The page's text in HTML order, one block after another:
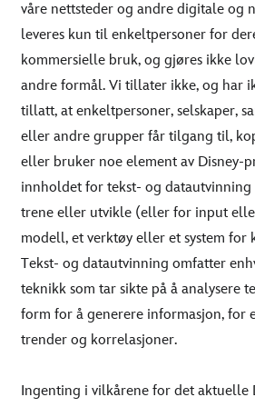
våre nettsteder og andre digitale og
leveres kun til enkeltpersoner for
kommersielle bruk, og gjøres ikke
andre formål. Vi tillater ikke, og har
tillatt, at enkeltpersoner, selskaper,
eller andre grupper får tilgang til,
eller bruker noe element av Disney-
innholdet for tekst- og datautvinning
trene eller utvikle (eller for input
modell, et verktøy eller et system for
Tekst- og datautvinning omfatter
teknikk som tar sikte på å analysere
form for å generere informasjon, for
trender og korrelasjoner.
Ingenting i vilkårene for det aktuelle